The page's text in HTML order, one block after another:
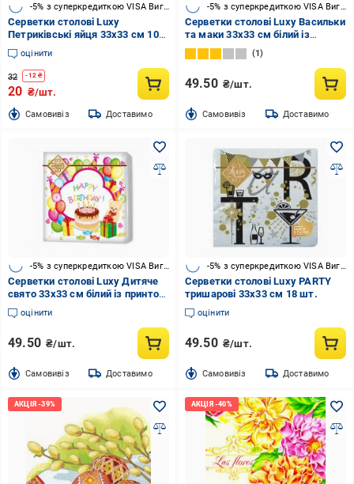
-5% з суперкредиткою VISA Вигода
Серветки столові Luxy
Петриківські яйця 33х33 см 10
шт.
оцінити
32 -12 ₴
20 ₴/шт.
Cамовивіз Доставимо
Серветки столові Luxy Васильки
та маки 33х33 см білий із
червоним 18 шт.
1
49.50 ₴/шт.
Cамовивіз Доставимо
-5% з суперкредиткою VISA Вигода
Серветки столові Luxy Дитяче
свято 33х33 см білий із принтом
18 шт.
оцінити
49.50 ₴/шт.
Cамовивіз Доставимо
Серветки столові Luxy PARTY
тришарові 33х33 см 18 шт.
оцінити
49.50 ₴/шт.
Cамовивіз Доставимо